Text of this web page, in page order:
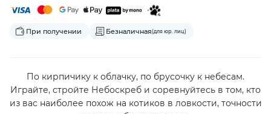
При получении Безналичная(для юр. лиц)
По кирпичику к облачку, по брусочку к небесам.
Играйте, стройте Небоскреб и соревнуйтесь в том, кто
из вас наиболее похож на котиков в ловкости, точности